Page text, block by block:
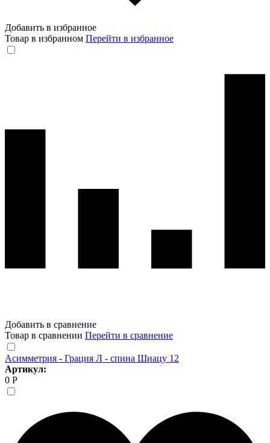
Добавить в избранное
Товар в избранном Перейти в избранное
Добавить в сравнение
Товар в сравнении Перейти в сравнение
Асимметрия - Грация Л - спина Шиацу 12
Артикул:
0 Р